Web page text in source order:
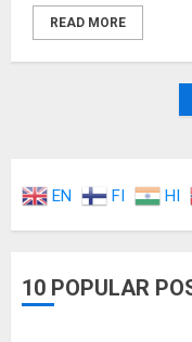
READ MORE
EN FI HI
10 POPULAR